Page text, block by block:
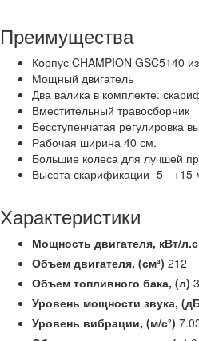
Преимущества
Корпус CHAMPION GSC5140
Мощный двигатель
Два валика в комплекте:
Вместительный травосборник
Бесступенчатая регулировка
Рабочая ширина 40 см.
Большие колеса для лучшей
Высота скарификации -5 - +15
Характеристики
Мощность двигателя, кВт/л.с
Объем двигателя, (см³) 212
Объем топливного бака, (л)
Уровень мощности звука,
Уровень вибрации, (м/с²)